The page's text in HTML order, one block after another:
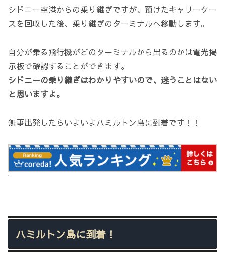
シドニー空港からの乗り継ぎですが、預けたキャリーケー
スを回収した後、乗り継ぎのターミナルへ移動します。
自分が乗る飛行機がどのターミナルから出るのかは電光掲
示板で確認することができます。
シドニーの乗り継ぎはわかりやすいので、迷うことはない
と思いますよ。
無事出発したらいよいよハミルトン島に到着です！！
ハミルトン島に到着！